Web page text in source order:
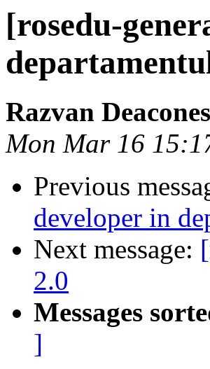
[rosedu-
Razvan
Mon Mar 16
Previous
developer in
Next message:
2.0
Messages
]